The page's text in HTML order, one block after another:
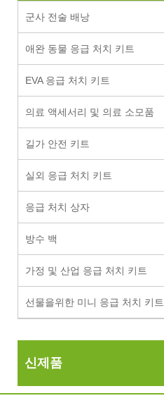
군사 전술 배낭
애완 동물 응급 처치 키트
EVA 응급 처치 키트
의료 액세서리 및 의료 소모품
길가 안전 키트
실외 응급 처치 키트
응급 처치 상자
방수 백
가정 및 산업 응급 처치 키트
선물을위한 미니 응급 처치 키트
신제품